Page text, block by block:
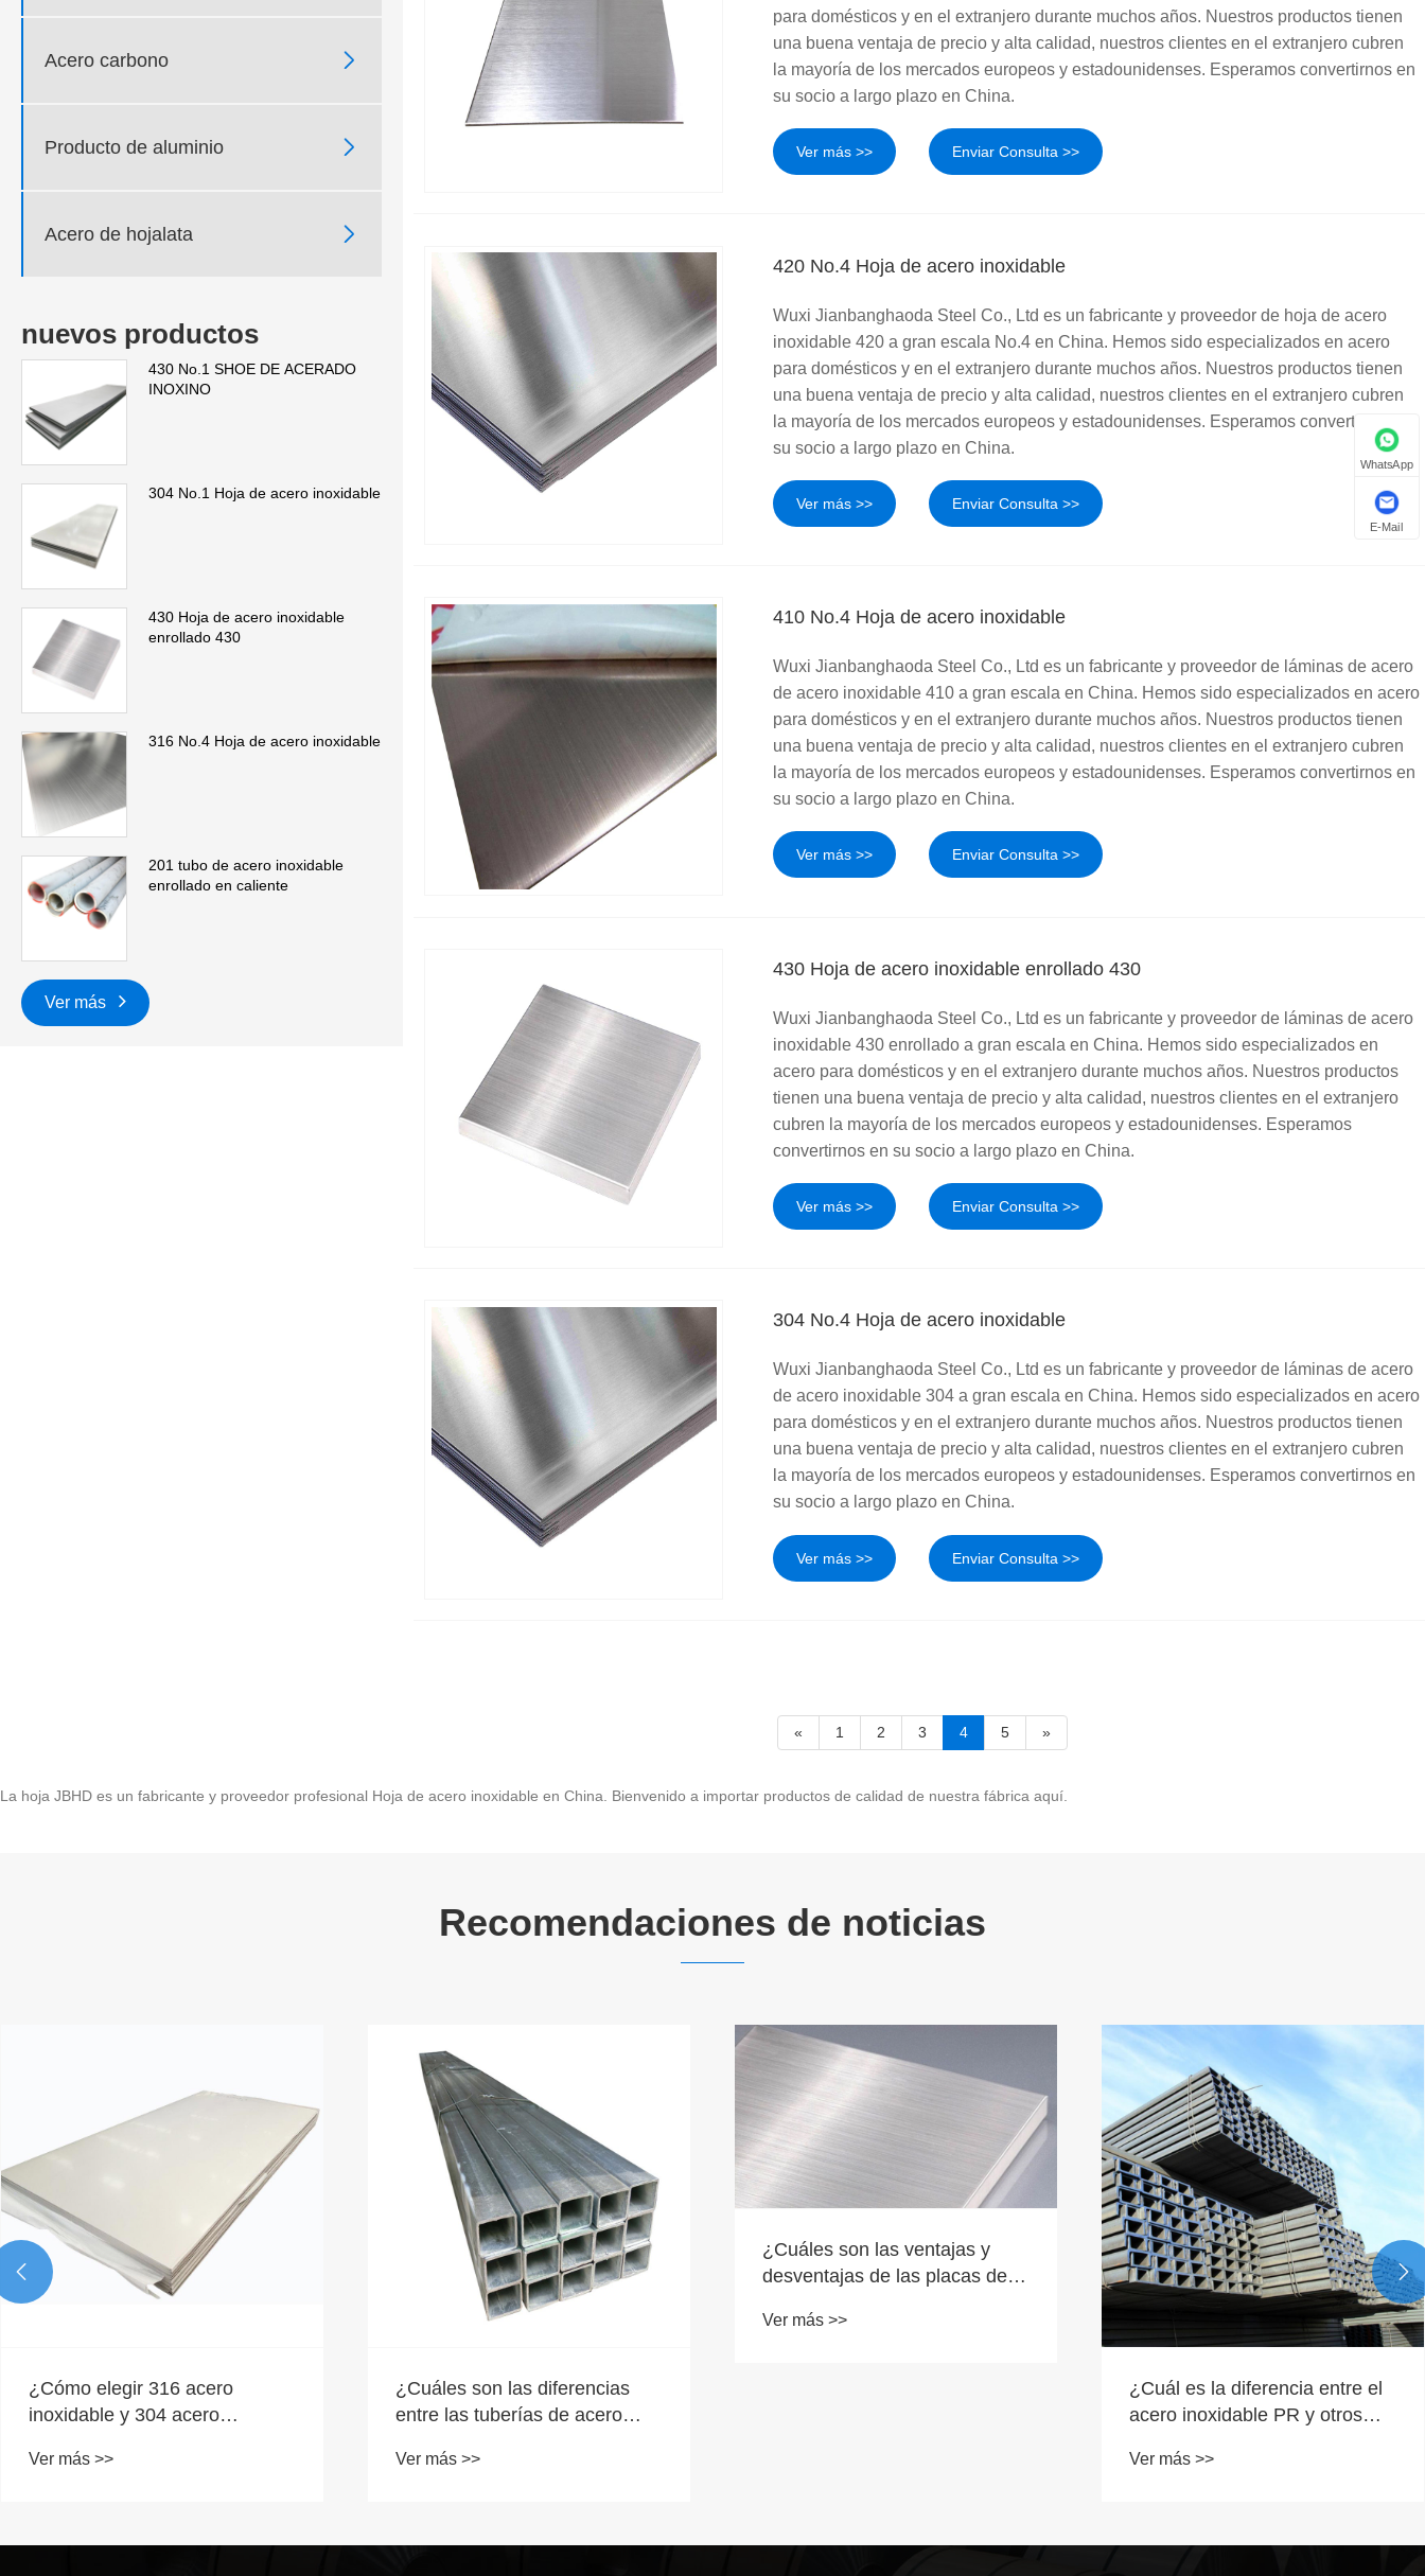
Acero carbono 
Producto de aluminio 
Acero de hojalata 
nuevos productos
430 No.1 SHOE DE ACERADO
INOXINO
304 No.1 Hoja de acero inoxidable
430 Hoja de acero inoxidable
enrollado 430
316 No.4 Hoja de acero inoxidable
201 tubo de acero inoxidable
enrollado en caliente
Ver más
para domésticos y en el extranjero durante muchos años. Nuestros productos tienen
una buena ventaja de precio y alta calidad, nuestros clientes en el extranjero cubren
la mayoría de los mercados europeos y estadounidenses. Esperamos convertirnos en
su socio a largo plazo en China.
Ver más >> Enviar Consulta >>
420 No.4 Hoja de acero inoxidable
Wuxi Jianbanghaoda Steel Co., Ltd es un fabricante y proveedor de hoja de acero
inoxidable 420 a gran escala No.4 en China. Hemos sido especializados en acero
para domésticos y en el extranjero durante muchos años. Nuestros productos tienen
una buena ventaja de precio y alta calidad, nuestros clientes en el extranjero cubren
la mayoría de los mercados europeos y estadounidenses. Esperamos convertirnos en
su socio a largo plazo en China.
Ver más >> Enviar Consulta >>
410 No.4 Hoja de acero inoxidable
Wuxi Jianbanghaoda Steel Co., Ltd es un fabricante y proveedor de láminas de acero
de acero inoxidable 410 a gran escala en China. Hemos sido especializados en acero
para domésticos y en el extranjero durante muchos años. Nuestros productos tienen
una buena ventaja de precio y alta calidad, nuestros clientes en el extranjero cubren
la mayoría de los mercados europeos y estadounidenses. Esperamos convertirnos en
su socio a largo plazo en China.
Ver más >> Enviar Consulta >>
430 Hoja de acero inoxidable enrollado 430
Wuxi Jianbanghaoda Steel Co., Ltd es un fabricante y proveedor de láminas de acero
inoxidable 430 enrollado a gran escala en China. Hemos sido especializados en
acero para domésticos y en el extranjero durante muchos años. Nuestros productos
tienen una buena ventaja de precio y alta calidad, nuestros clientes en el extranjero
cubren la mayoría de los mercados europeos y estadounidenses. Esperamos
convertirnos en su socio a largo plazo en China.
Ver más >> Enviar Consulta >>
304 No.4 Hoja de acero inoxidable
Wuxi Jianbanghaoda Steel Co., Ltd es un fabricante y proveedor de láminas de acero
de acero inoxidable 304 a gran escala en China. Hemos sido especializados en acero
para domésticos y en el extranjero durante muchos años. Nuestros productos tienen
una buena ventaja de precio y alta calidad, nuestros clientes en el extranjero cubren
la mayoría de los mercados europeos y estadounidenses. Esperamos convertirnos en
su socio a largo plazo en China.
Ver más >> Enviar Consulta >>
« 1 2 3 4 5 »
La hoja JBHD es un fabricante y proveedor profesional Hoja de acero inoxidable en China. Bienvenido a importar productos de calidad de nuestra fábrica aquí.
Recomendaciones de noticias
¿Cómo elegir 316 acero
inoxidable y 304 acero
Ver más >>
¿Cuáles son las diferencias
entre las tuberías de acero
acero inoxidable?
Ver más >>
¿Cuáles son las ventajas y
desventajas de las placas de
Ver más >>
¿Cuál es la diferencia entre el
acero inoxidable PR y otros
Ver más >>
 
WhatsApp
E-Mail